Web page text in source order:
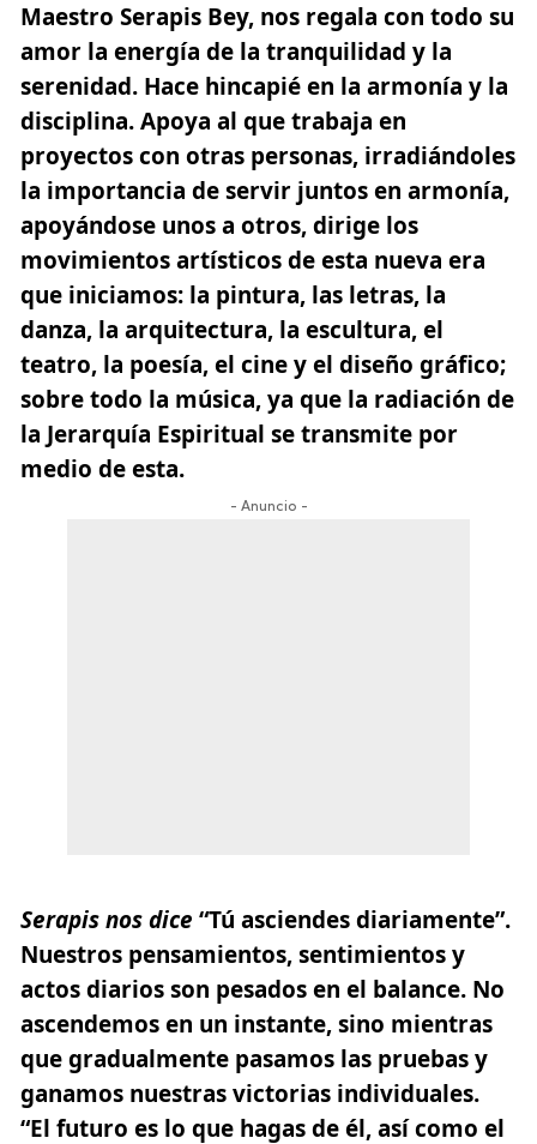
Maestro Serapis Bey, nos regala con todo su
amor la energía de la tranquilidad y la
serenidad. Hace hincapié en la armonía y la
disciplina. Apoya al que trabaja en
proyectos con otras personas, irradiándoles
la importancia de servir juntos en armonía,
apoyándose unos a otros, dirige los
movimientos artísticos de esta nueva era
que iniciamos: la pintura, las letras, la
danza, la arquitectura, la escultura, el
teatro, la poesía, el cine y el diseño gráfico;
sobre todo la música, ya que la radiación de
la Jerarquía Espiritual se transmite por
medio de esta.
- Anuncio -
Serapis nos dice “Tú asciendes diariamente”.
Nuestros pensamientos, sentimientos y
actos diarios son pesados en el balance. No
ascendemos en un instante, sino mientras
que gradualmente pasamos las pruebas y
ganamos nuestras victorias individuales.
“El futuro es lo que hagas de él, así como el